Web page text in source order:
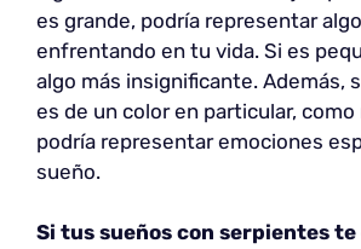
es grande, podría representar
enfrentando en tu vida. Si es
algo más insignificante. Además,
es de un color en particular, como
podría representar emociones
sueño.
Si tus sueños con serpientes te